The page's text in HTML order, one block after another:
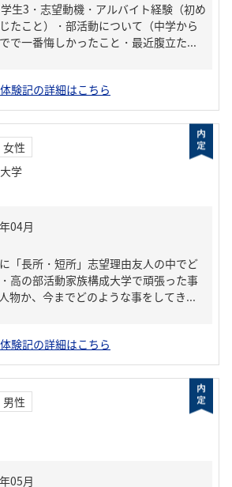
生3・志望動機・アルバイト経験（初め
たこと）・部活動について（中学から
で一番悔しかったこと・最近腹立た...
体験記の詳細はこちら
女性
学
「長所・短所」志望理由友人の中でど
高の部活動家族構成大学で頑張った事
物か、今までどのような事をしてき...
体験記の詳細はこちら
男性